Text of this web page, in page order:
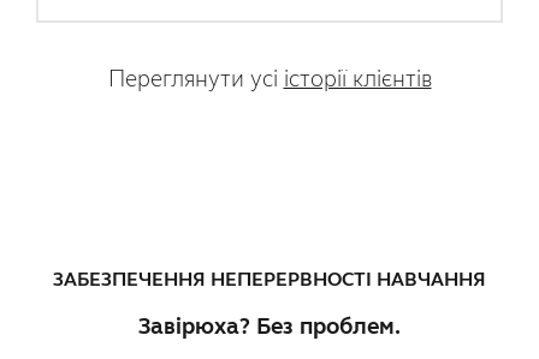
Переглянути усі історії клієнтів
ЗАБЕЗПЕЧЕННЯ НЕПЕРЕРВНОСТІ НАВЧАННЯ
Завірюха? Без проблем.